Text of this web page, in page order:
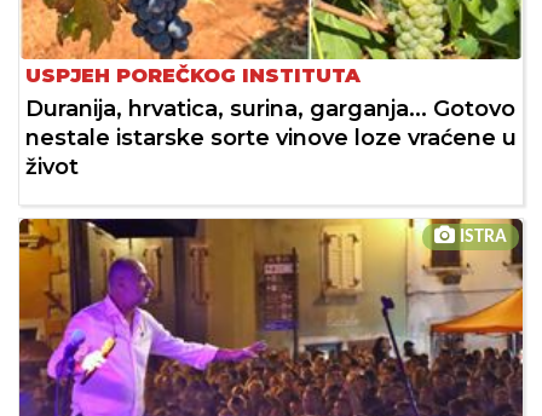
USPJEH POREČKOG INSTITUTA
Duranija, hrvatica, surina, garganja... Gotovo
nestale istarske sorte vinove loze vraćene u
život
ISTRA